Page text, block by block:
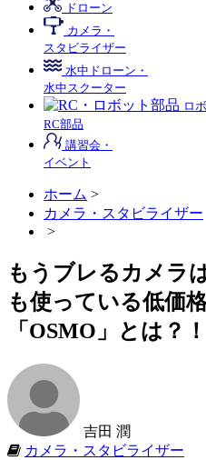
ドローン
カメラ・
スタビライザー
水中ドローン・
水中スクーター
ロ
RC部品
講習会・
イベント
ホーム >
カメラ・スタビライザー
>
もうブレるカメラ
も使っている低価
「OSMO」とは？！
吉田 潤
カメラ・スタビライザー